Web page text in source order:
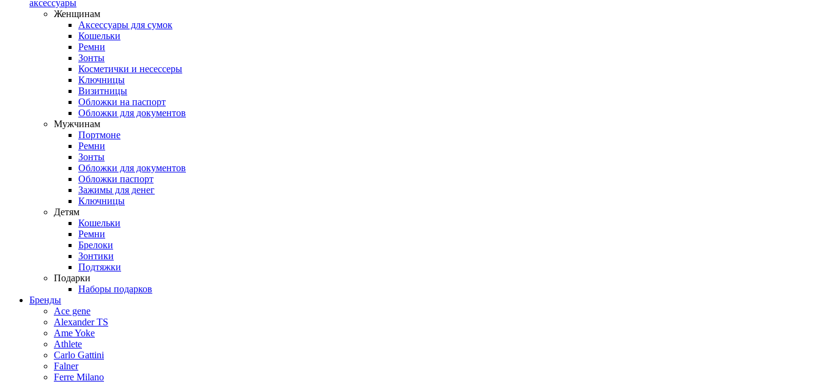
аксессуары
Женщинам
Аксессуары для сумок
Кошельки
Ремни
Зонты
Косметички и несессеры
Ключницы
Визитницы
Обложки на паспорт
Обложки для документов
Мужчинам
Портмоне
Ремни
Зонты
Обложки для документов
Обложки паспорт
Зажимы для денег
Ключницы
Детям
Кошельки
Ремни
Брелоки
Зонтики
Подтяжки
Подарки
Наборы подарков
Бренды
Ace gene
Alexander TS
Ame Yoke
Athlete
Carlo Gattini
Falner
Ferre Milano